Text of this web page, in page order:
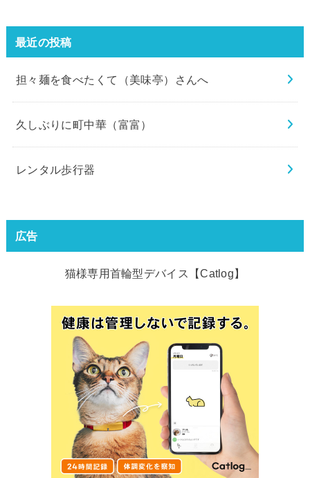
最近の投稿
担々麺を食べたくて（美味亭）さんへ
久しぶりに町中華（富富）
レンタル歩行器
広告
猫様専用首輪型デバイス【Catlog】